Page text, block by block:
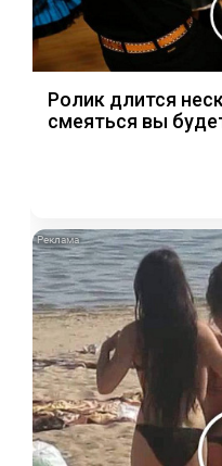
Ролик длится
смеяться вы